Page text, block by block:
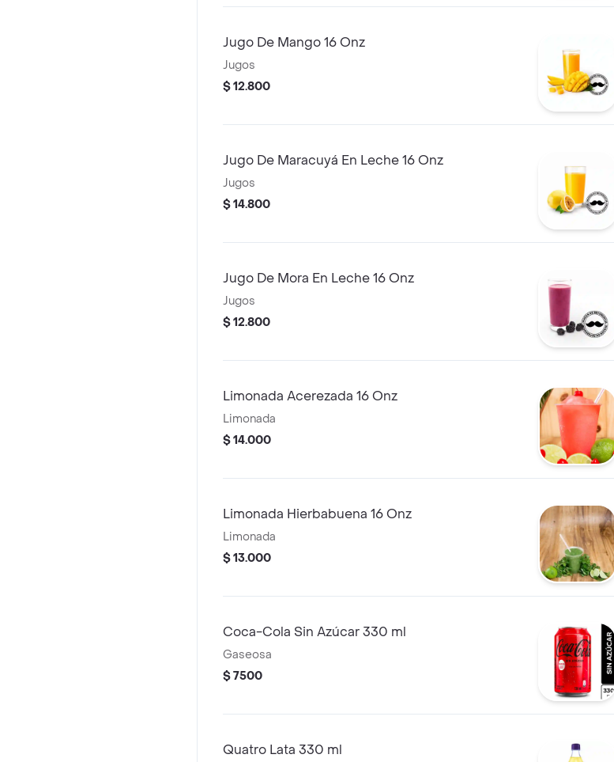
Jugo De Mango 16 Onz
Jugos
$ 12.800
Jugo De Maracuyá En Leche 16 Onz
Jugos
$ 14.800
Jugo De Mora En Leche 16 Onz
Jugos
$ 12.800
Limonada Acerezada 16 Onz
Limonada
$ 14.000
Limonada Hierbabuena 16 Onz
Limonada
$ 13.000
Coca-Cola Sin Azúcar 330 ml
Gaseosa
$ 7500
Quatro Lata 330 ml